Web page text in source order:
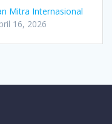
Mitra Internasional
16, 2026